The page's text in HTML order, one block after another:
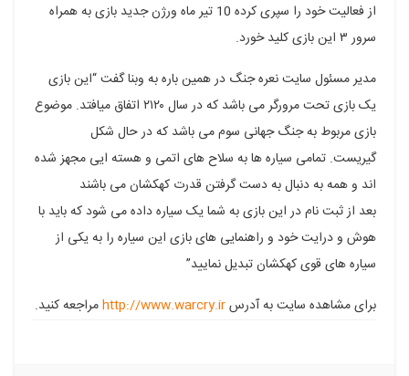
در
فیسبوک
در
گوگل
پلاس
در
تلگرام
در
توییتر
در
از فعالیت خود را سپری کرده 10 تیر ماه ورژن جدید بازی به همراه
سرور ۳ این بازی کلید خورد.
مدیر مسئول سایت نعره جنگ در همین باره به وبنا گفت “این بازی
یک بازی تحت مرورگر می باشد که در سال ۲۱۲۰ اتفاق میافتد. موضوع
بازی مربوط به جنگ جهانی سوم می باشد که در حال شکل
گیریست. تمامی سیاره ها به سلاح های اتمی و هسته ایی مجهز شده
اند و همه به دنبال به دست گرفتن قدرت کهکشان می باشند
بعد از ثبت نام در این بازی به شما یک سیاره داده می شود که باید با
هوش و درایت خود و راهنمایی های بازی این سیاره را به یکی از
سیاره های قوی کهکشان تبدیل نمایید”
برای مشاهده سایت به آدرسhttp://www.warcry.irمراجعه کنید.